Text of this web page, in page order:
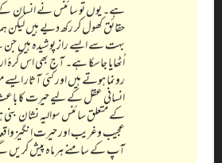
ہے۔ یوں تو سائنس نے انسان
حقائق کھول کر رکھ دیے ہیں
بہت سے ایسے راز پوشیدہ ہیں
اُٹھایا جاسکا ہے۔ آج بھی اس
رونما ہوتے ہیں اور کئی آثار
انسانی عقل کے لیے حیرت کا
کے متعلق سائنس سوالیہ نشان
عجیب وغریب اور حیرت انگیز
آپ کے سامنے ہرماہ پیش